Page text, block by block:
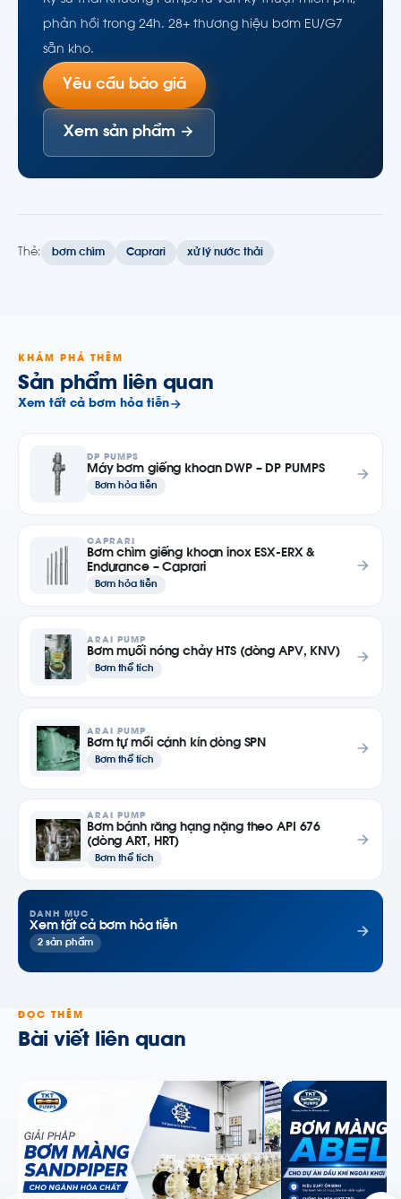
phản hồi trong 24h. 28+ thương hiệu bơm EU/G7
sẵn kho.
Yêu cầu báo giá
Xem sản phẩm →
Thẻ: bơm chìm Caprari xử lý nước thải
KHÁM PHÁ THÊM
Sản phẩm liên quan
Xem tất cả bơm hỏa tiễn
DP PUMPS
Máy bơm giếng khoan DWP – DP PUMPS
Bơm hỏa tiễn
CAPRARI
Bơm chìm giếng khoan inox ESX-ERX &
Endurance – Caprari
Bơm hỏa tiễn
ARAI PUMP
Bơm muối nóng chảy HTS (dòng APV, KNV)
Bơm thể tích
ARAI PUMP
Bơm tự mồi cánh kín dòng SPN
Bơm thể tích
ARAI PUMP
Bơm bánh răng hạng nặng theo API 676
(dòng ART, HRT)
Bơm thể tích
DANH MỤC
Xem tất cả bơm hỏa tiễn
2 sản phẩm
ĐỌC THÊM
Bài viết liên quan